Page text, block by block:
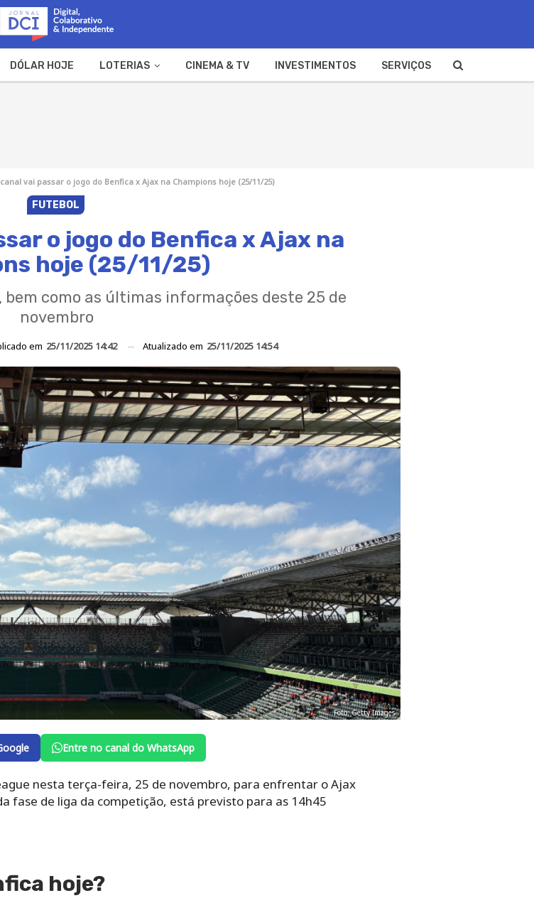
DÓLAR HOJE LOTERIAS CINEMA & TV INVESTIMENTOS SERVIÇOS
vai passar o jogo do Benfica x Ajax na Champions hoje (25/11/25)
FUTEBOL
o jogo do Benfica x Ajax na
hoje (25/11/25)
bem como as últimas informações deste 25 de
novembro
em 25/11/2025 14:42 Atualizado em 25/11/2025 14:54
Foto: Getty Images
Entre no canal do WhatsApp
nesta terça-feira, 25 de novembro, para enfrentar o Ajax
fase de liga da competição, está previsto para as 14h45
hoje?